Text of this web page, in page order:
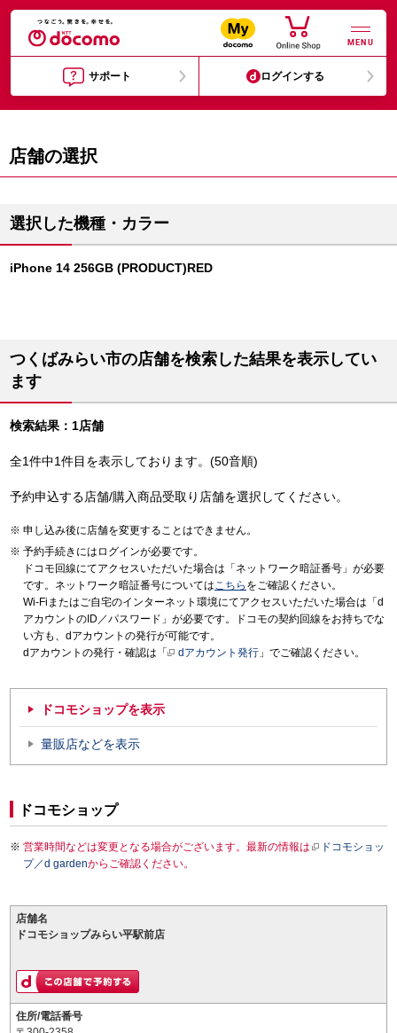
MENU
サポート ログインする
店舗の選択
選択した機種・カラー
iPhone 14 256GB (PRODUCT)RED
つくばみらい市の店舗を検索した結果を表示してい
ます
検索結果：1店舗
全1件中1件目を表示しております。(50音順)
予約申込する店舗/購入商品受取り店舗を選択してください。
申し込み後に店舗を変更することはできません。
予約手続きにはログインが必要です。
ドコモ回線にてアクセスいただいた場合は「ネットワーク暗証番号」が必要
です。ネットワーク暗証番号についてはこちら をご確認ください。
Wi-Fiまたはご自宅のインターネット環境にてアクセスいただいた場合は「d
アカウントのID／パスワード」が必要です。ドコモの契約回線をお持ちでな
い方も、dアカウントの発行が可能です。
dアカウントの発行・確認は「
dアカウント発行 」でご確認ください。
ドコモショップを表示
量販店などを表示
ドコモショップ
営業時間などは変更となる場合がございます。最新の情報は
ドコモショッ
プ／d gardenからご確認ください。
店舗名
ドコモショップみらい平駅前店
住所/電話番号